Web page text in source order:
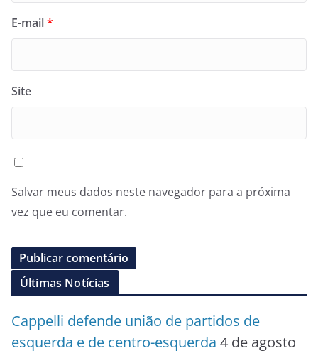
E-mail*
Site
Salvar meus dados neste navegador para a próxima
vez que eu comentar.
Últimas Notícias
Cappelli defende união de partidos de
esquerda e de centro-esquerda 4 de agosto